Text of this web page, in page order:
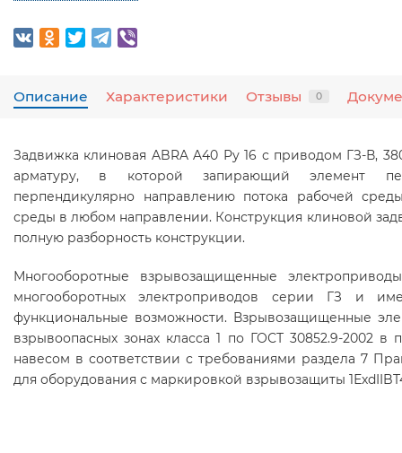
Описание Характеристики Отзывы 0
Задвижка клиновая ABRA A40 Ру 16 с приводом ГЗ-В,
арматуру, в которой запирающий элемент
перпендикулярно направлению потока рабочей
среды в любом направлении. Конструкция клиновой
полную разборность конструкции.
Многооборотные взрывозащищенные
многооборотных электроприводов серии ГЗ и
функциональные возможности. Взрывозащищенные
взрывоопасных зонах класса 1 по ГОСТ 30852.9-2002
навесом в соответствии с требованиями раздела 7
для оборудования с маркировкой взрывозащиты